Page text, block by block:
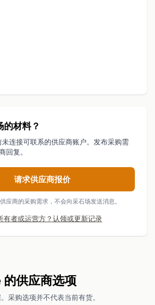
的材料？
连接可联系的供应商账户。发布采购需
回复。
请求供应商报价
应商的采购需求，不会向采石场发送消息。
有者或运营方？认领或更新记录
供应商选项
采购选项并不代表当前有货。